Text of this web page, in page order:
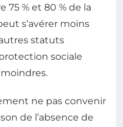
% et 80 % de la
s’avérer moins
statuts
sociale
ne pas convenir
de l’absence de